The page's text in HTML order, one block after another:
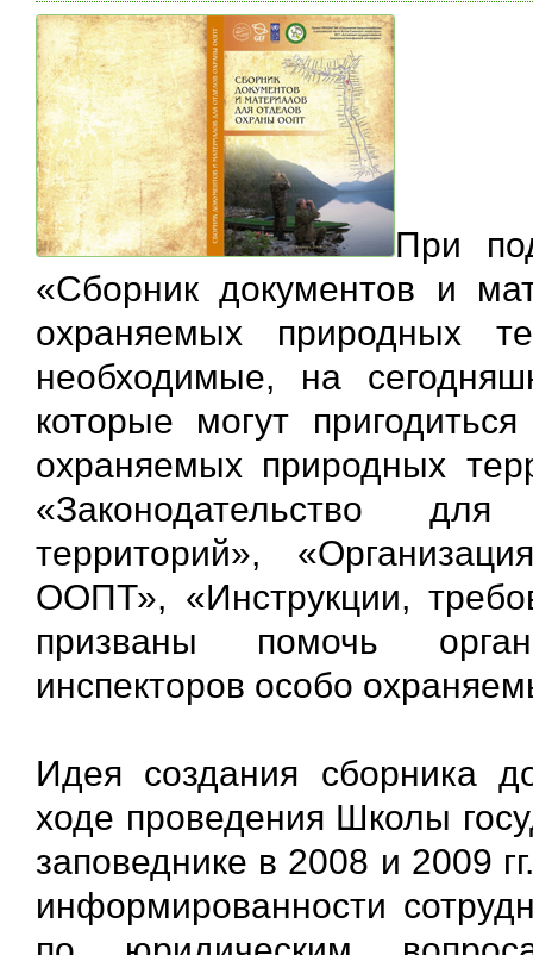
При
«Сборник документов и
охраняемых природных
необходимые, на
которые могут
охраняемых природных
«Законодательство
территорий»,
ООПТ», «Инструкции,
призваны помочь
инспекторов особо
Идея создания сборника
ходе проведения Школы
заповеднике в 2008 и 2009
информированности